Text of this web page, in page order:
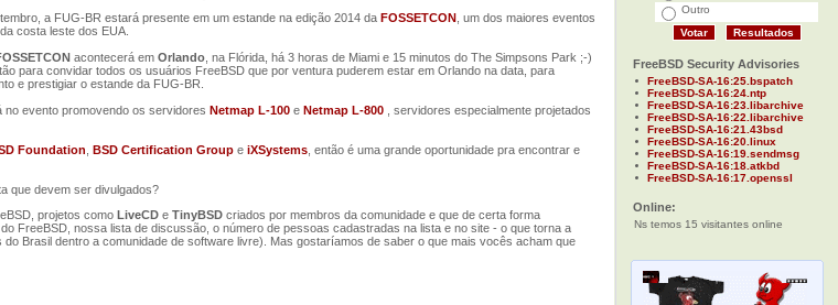
a FUG-BR estará presente em um estande na edição 2014 da FOSSETCON , um dos maiores eventos
costa leste dos EUA.
acontecerá em Orlando , na Flórida, há 3 horas de Miami e 15 minutos do The Simpsons Park ;-)
para convidar todos os usuários FreeBSD que por ventura puderem estar em Orlando na data, para
e prestigiar o estande da FUG-BR.
no evento promovendo os servidores Netmap L-100 e Netmap L-800 , servidores especialmente projetados
Foundation BSD Certification Group e iXSystems , então é uma grande oportunidade pra encontrar e
que devem ser divulgados?
projetos como LiveCD e TinyBSD criados por membros da comunidade e que de certa forma
FreeBSD, nossa lista de discussão, o número de pessoas cadastradas na lista e no site - o que torna a
Brasil dentro a comunidade de software livre). Mas gostaríamos de saber o que mais vocês acham que
Outro
FreeBSD Security Advisories
FreeBSD-SA-16:25.bspatch
FreeBSD-SA-16:24.ntp
FreeBSD-SA-16:23.libarchive
FreeBSD-SA-16:22.libarchive
FreeBSD-SA-16:21.43bsd
FreeBSD-SA-16:20.linux
FreeBSD-SA-16:19.sendmsg
FreeBSD-SA-16:18.atkbd
FreeBSD-SA-16:17.openssl
Online:
Ns temos 15 visitantes online